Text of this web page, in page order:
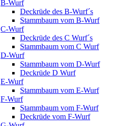
B-Wurf
Deckrüde des B-Wurf´s
Stammbaum vom B-Wurf
C-Wurf
Deckrüde des C Wurf´s
Stammbaum vom C Wurf
D-Wurf
Stammbaum vom D-Wurf
Deckrüde D Wurf
E-Wurf
Stammbaum vom E-Wurf
F-Wurf
Stammbaum vom F-Wurf
Deckrüde vom F-Wurf